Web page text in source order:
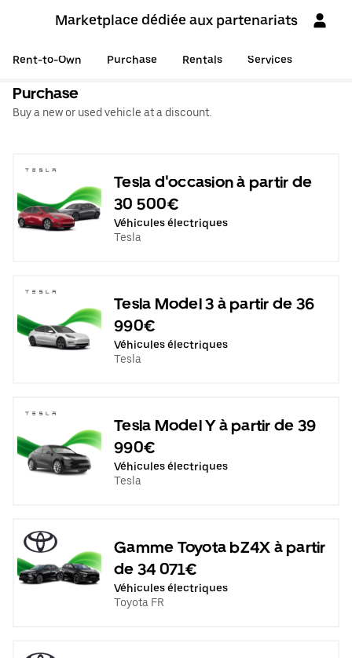
Marketplace dédiée aux partenariats
Rent-to-Own Purchase Rentals Services
Purchase
Buy a new or used vehicle at a discount.
Tesla d'occasion à partir de
30 500€
Véhicules électriques
Tesla
Tesla Model 3 à partir de 36
990€
Véhicules électriques
Tesla
Tesla Model Y à partir de 39
990€
Véhicules électriques
Tesla
Gamme Toyota bZ4X à partir
de 34 071€
Véhicules électriques
Toyota FR